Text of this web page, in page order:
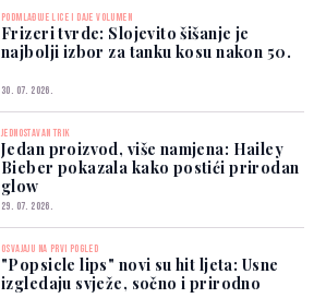
PODMLAĐUJE LICE I DAJE VOLUMEN
Frizeri tvrde: Slojevito šišanje je
najbolji izbor za tanku kosu nakon 50.
30. 07. 2026.
JEDNOSTAVAN TRIK
Jedan proizvod, više namjena: Hailey
Bieber pokazala kako postići prirodan
glow
29. 07. 2026.
OSVAJAJU NA PRVI POGLED
"Popsicle lips" novi su hit ljeta: Usne
izgledaju svježe, sočno i prirodno